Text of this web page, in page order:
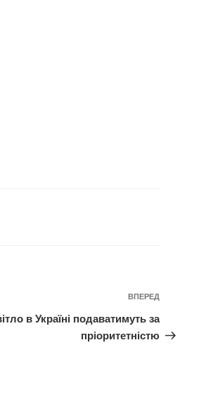
Наступний
запис
ВПЕРЕД
в Україні подаватимуть за
пріоритетністю